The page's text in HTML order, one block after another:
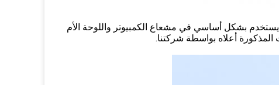
يستخدم بشكل أساسي في مشعاع الكمبيوتر واللوحة الأم
المذكورة أعلاه بواسطة شركتنا.